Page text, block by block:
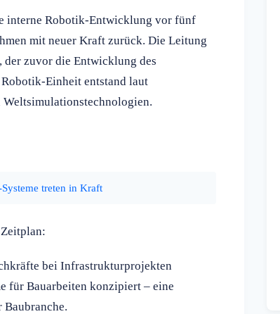
interne Robotik-Entwicklung vor fünf
mit neuer Kraft zurück. Die Leitung
, der zuvor die Entwicklung des
Einheit entstand laut
Weltsimulationstechnologien.
treten in Kraft
bei Infrastrukturprojekten
für Bauarbeiten konzipiert – eine
Baubranche.